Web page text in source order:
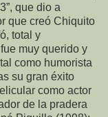
que dio a
que creó Chiquito
total y
muy querido y
como humorista
su gran éxito
como actor
de la pradera